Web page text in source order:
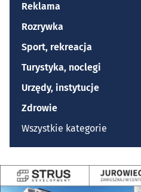
Reklama
Rozrywka
Sport, rekreacja
Turystyka, noclegi
Urzędy, instytucje
Zdrowie
Wszystkie kategorie